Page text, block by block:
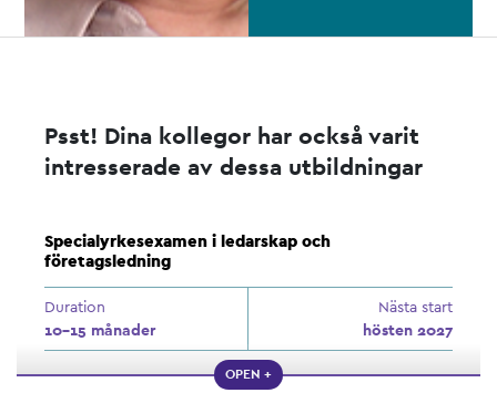
Psst! Dina kollegor har också varit
intresserade av dessa utbildningar
Specialyrkesexamen i ledarskap och
företagsledning
Duration
10–15 månader
Nästa start
hösten 2027
OPEN +